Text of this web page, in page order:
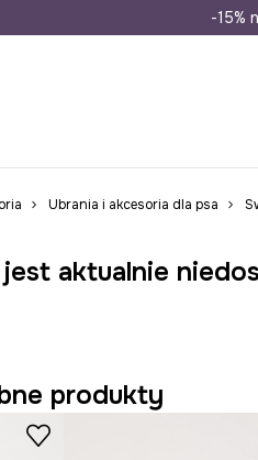
Wysyłka
-15%
Ubrania i akcesoria dla psa
aktualnie
produkty